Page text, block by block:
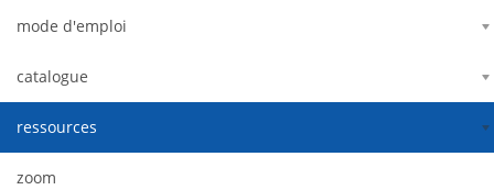
mode d'emploi
catalogue
ressources
zoom